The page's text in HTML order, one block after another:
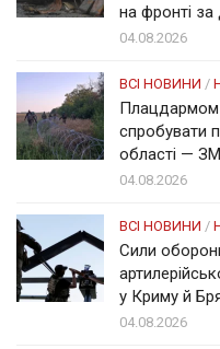
на фронті
04.08.2026
ВСІ НОВИНИ /
Плацдармом
спробувати
області —
04.08.2026
ВСІ НОВИНИ /
Сили
у Криму й
04.08.2026